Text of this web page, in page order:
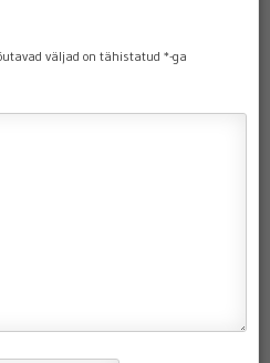
väljad on tähistatud *-ga